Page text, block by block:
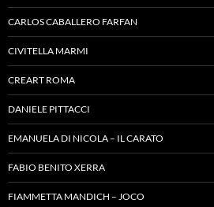
CARLOS CABALLERO FARFAN
CIVITELLA MARMI
CREART ROMA
DANIELE PITTACCI
EMANUELA DI NICOLA – IL CARATO
FABIO BENITO XERRA
FIAMMETTA MANDICH – JOCO